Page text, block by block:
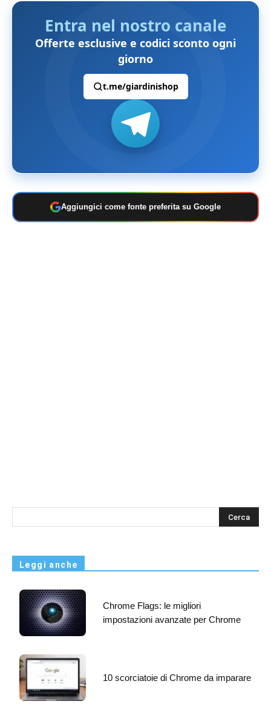
Entra nel nostro canale
Offerte esclusive e codici sconto ogni
giorno
t.me/giardinishop
Aggiungici come fonte preferita su Google
s
Leggi anche
Chrome Flags: le migliori
impostazioni avanzate per Chrome
10 scorciatoie di Chrome da imparare